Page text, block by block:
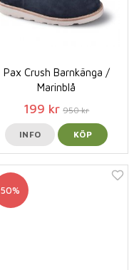
Pax Crush Barnkänga /
Marinblå
199 kr 950 kr
INFO KÖP
50%